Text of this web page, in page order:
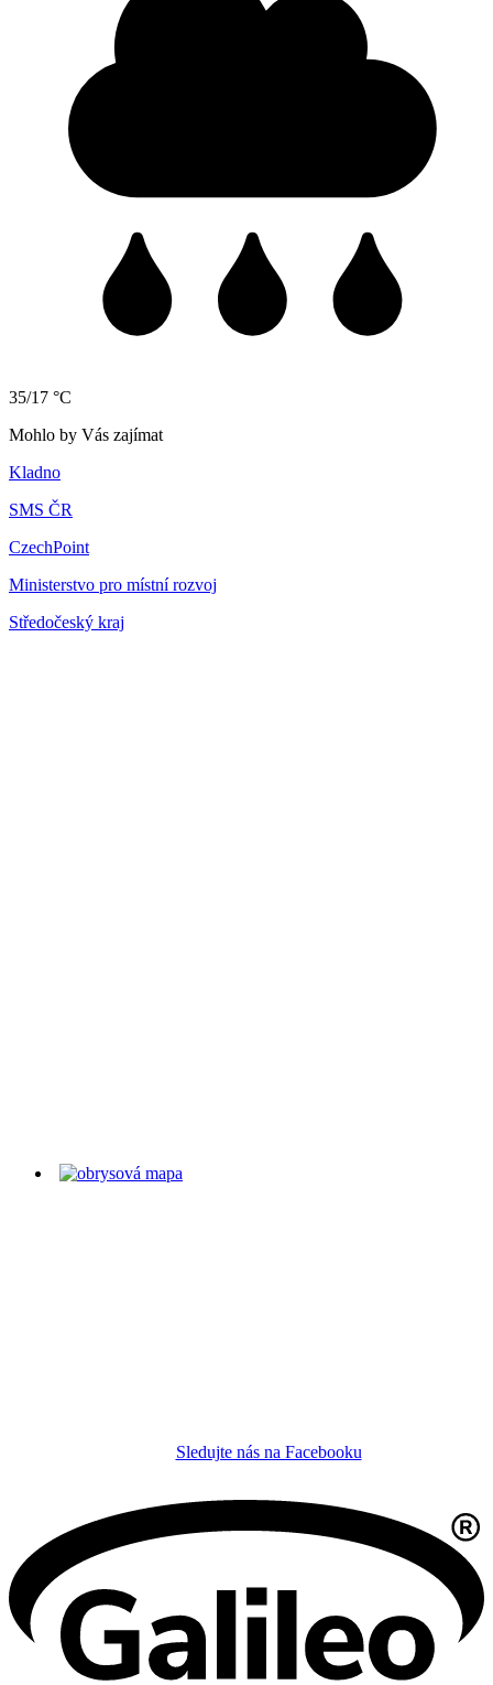
35/17 °C
Mohlo by Vás zajímat
Kladno
SMS ČR
CzechPoint
Ministerstvo pro místní rozvoj
Středočeský kraj
Sledujte nás na Facebooku